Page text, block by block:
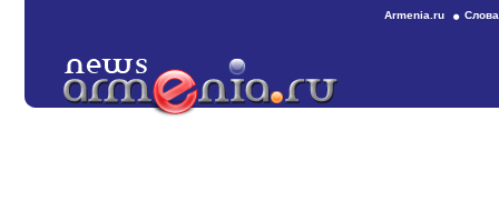
Armenia.ru